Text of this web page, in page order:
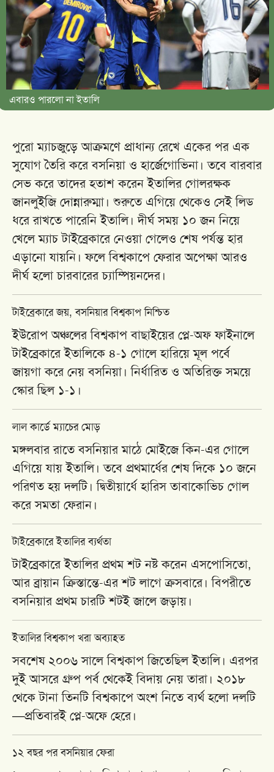
এবারও পারলো না ইতালি
পুরো ম্যাচজুড়ে আক্রমণে প্রাধান্য রেখে একের পর এক
সুযোগ তৈরি করেবসনিয়া ও হার্জেগোভিনা। তবে বারবার
সেভ করে তাদের হতাশ করেন ইতালির গোলরক্ষক
জানলুইজি দোন্নারুম্মা। শুরুতে এগিয়ে থেকেও সেই লিড
ধরে রাখতে পারেনিইতালি। দীর্ঘ সময় ১০ জন নিয়ে
খেলে ম্যাচ টাইব্রেকারে নেওয়া গেলেও শেষ পর্যন্ত হার
এড়ানো যায়নি। ফলে বিশ্বকাপে ফেরার অপেক্ষা আরও
দীর্ঘ হলো চারবারের চ্যাম্পিয়নদের।
টাইব্রেকারে জয়, বসনিয়ার বিশ্বকাপ নিশ্চিত
ইউরোপ অঞ্চলের বিশ্বকাপ বাছাইয়ের প্লে-অফ ফাইনালে
টাইব্রেকারে ইতালিকে ৪-১ গোলে হারিয়ে মূল পর্বে
জায়গা করে নেয় বসনিয়া। নির্ধারিত ও অতিরিক্ত সময়ে
স্কোর ছিল ১-১।
লাল কার্ডে ম্যাচের মোড়
মঙ্গলবার রাতে বসনিয়ার মাঠে মোইজে কিন-এর গোলে
এগিয়ে যায় ইতালি। তবে প্রথমার্ধের শেষ দিকে ১০ জনে
পরিণত হয় দলটি। দ্বিতীয়ার্ধেহারিস তাবাকোভিচ গোল
করে সমতা ফেরান।
টাইব্রেকারে ইতালির ব্যর্থতা
টাইব্রেকারে ইতালির প্রথম শট নষ্ট করেন এসপোসিতো,
আরব্রায়ান ক্রিস্তান্তে-এর শট লাগে ক্রসবারে। বিপরীতে
বসনিয়ার প্রথম চারটি শটই জালে জড়ায়।
ইতালির বিশ্বকাপ খরা অব্যাহত
সবশেষ ২০০৬ সালে বিশ্বকাপ জিতেছিল ইতালি। এরপর
দুই আসরে গ্রুপ পর্ব থেকেই বিদায় নেয় তারা। ২০১৮
থেকে টানা তিনটি বিশ্বকাপে অংশ নিতে ব্যর্থ হলো দলটি
—প্রতিবারই প্লে-অফে হেরে।
১২ বছর পর বসনিয়ার ফেরা